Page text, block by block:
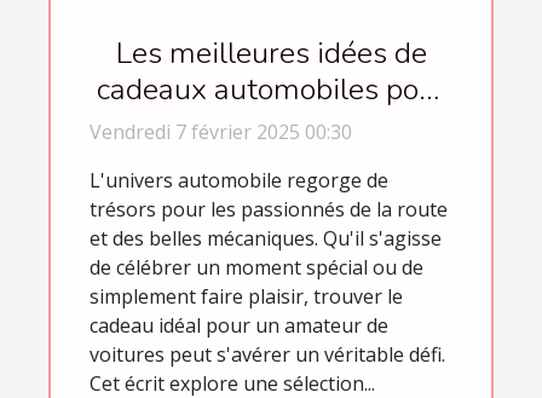
Les meilleures idées de
cadeaux automobiles pour
chaque occasion
Vendredi 7 février 2025 00:30
L'univers automobile regorge de
trésors pour les passionnés de la route
et des belles mécaniques. Qu'il s'agisse
de célébrer un moment spécial ou de
simplement faire plaisir, trouver le
cadeau idéal pour un amateur de
voitures peut s'avérer un véritable défi.
Cet écrit explore une sélection...